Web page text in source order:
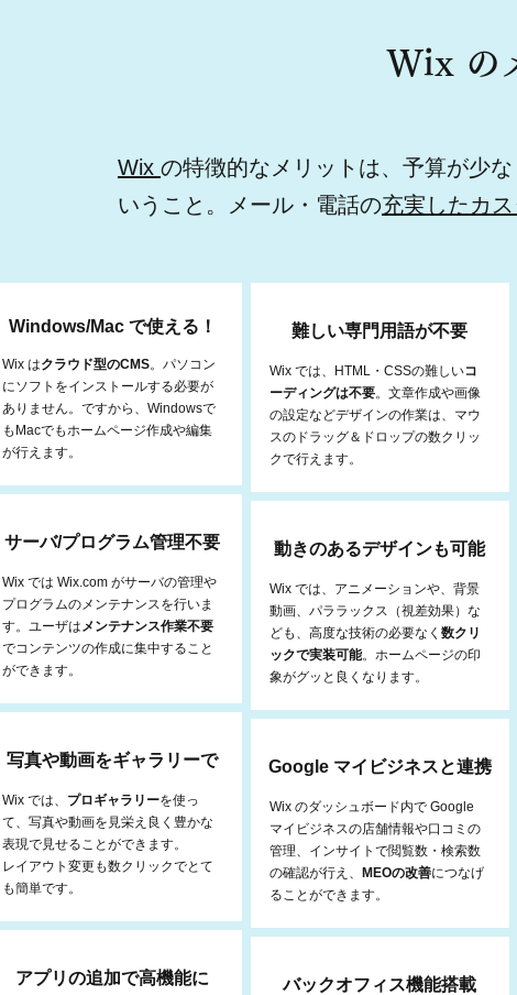
Wix の
Wix の特徴的なメリットは、予算が少
いうこと。メール・電話の充実したカ
Windows/Mac で使える！
​Wix はクラウド型のCMS。パソコン
にソフトをインストールする必要が
ありません。ですから、Windowsで
もMacでもホームページ作成や編集
が行えます。
サーバ/プログラム管理不要
Wix では Wix.com がサーバの管理や
プログラムのメンテナンスを行いま
す。ユーザはメンテナンス作業不要
でコンテンツの作成に集中すること
ができます。
写真や動画をギャラリーで
Wix では、 プロギャラリーを使っ
て、写真や動画を見栄え良く豊かな
表現で見せることができます。
​レイアウト変更も数クリックでとて
も簡単です。
アプリの追加で高機能に
難しい専門用語が不要
Wix では、HTML・CSSの難しいコ
ーディングは不要。文章作成や画像
の設定などデザインの作業は、マウ
スのドラッグ＆ドロップの数クリッ
クで行えます。
​動きのあるデザインも可能
Wix では、アニメーションや、背景
動画、パララックス（視差効果）な
ども、高度な技術の必要なく 数クリ
ックで実装可能。ホームページの印
象がグッと良くなります。​
Google マイビジネスと連携
Wix のダッシュボード内で Google
マイビジネスの店舗情報や口コミの
管理、インサイトで閲覧数・検索数
の確認が行え、
MEOの改善につなげ
ることができます。
バックオフィス機能搭載